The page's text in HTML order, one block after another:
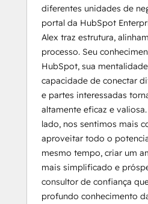
diferentes unidades de
portal da HubSpot
Alex traz estrutura,
processo. Seu
HubSpot, sua
capacidade de conectar
e partes interessadas
altamente eficaz e
lado, nos sentimos mais
aproveitar todo o
mesmo tempo, criar um
mais simplificado e
consultor de confiança
profundo conhecimento